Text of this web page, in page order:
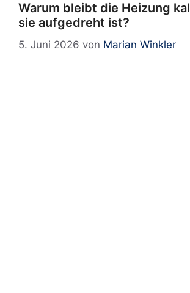
Warum bleibt die Heizung
sie aufgedreht ist?
5. Juni 2026 von Marian Winkler